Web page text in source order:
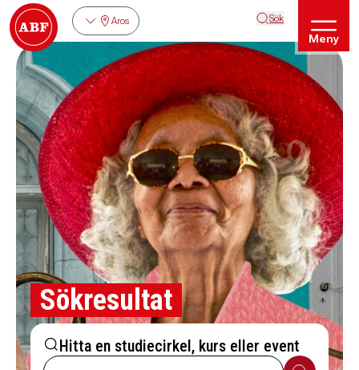
Aros Sök
Meny
Sökresultat
Hitta en studiecirkel, kurs eller event